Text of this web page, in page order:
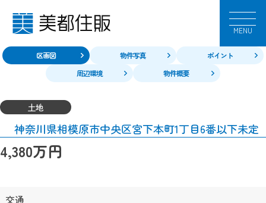
MENU
区画図 物件写真
ポイント
周辺環境
物件概要
神奈川県相模原市中央区宮下本町1丁目6番以下未定
土地
4,380万円
交通